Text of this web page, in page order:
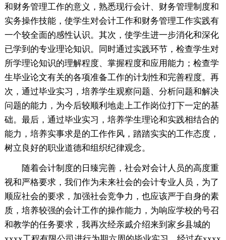
和财务管理工作的意义，熟悉现行会计、财务管理制度和
实务操作技能，使学生对会计工作和财务管理工作实践有
一个较全面的感性认识。其次，使学生进一步消化和深化
已学到的专业理论知识。同时通过实践环节，检查学生对
所学理论知识的理解程度、掌握程度和应用能力；检查学
生毕业论文有关的各项准备工作的计划性和完善程度。再
次，通过毕业实习，培养学生观察问题、分析问题和解决
问题的能力，为今后较顺利地走上工作岗位打下一定的基
础。最后，通过毕业实习，培养学生理论和实践相结合的
能力，培养实事求是的工作作风，踏踏实实的工作态度，
树立良好的职业道德和组织纪律观念。
随着会计制度的日臻完善，社会对会计人员的高度重
视和严格要求，我们作为未来社会的会计专业人员，为了
顺应社会的要求，加强社会竞争力，也应该严于自身的素
质，培养较强的会计工作的操作能力，为响应学校的号召
和教学的任务要求，我再次经亲戚介绍来到家乡县城的